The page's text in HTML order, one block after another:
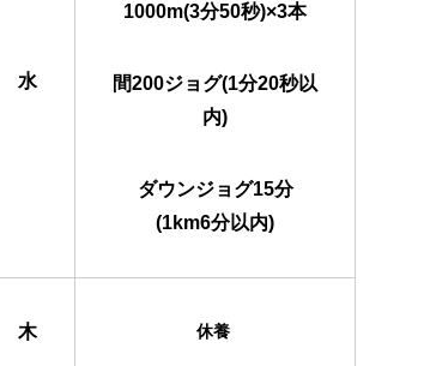
水
1000m(3分50秒)×3本
間200ジョグ(1分20秒以
内)
ダウンジョグ15分
(1km6分以内)
木 休養